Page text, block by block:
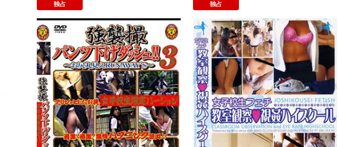
独占
強襲撮 パンツ下げダッシュ！！ ３ 女子校生限
独占